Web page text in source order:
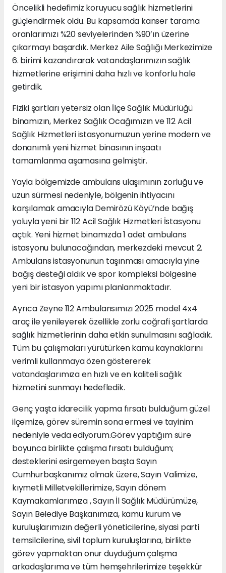
Öncelikli hedefimiz koruyucu sağlık hizmetlerini
güçlendirmek oldu. Bu kapsamda kanser tarama
oranlarımızı %20 seviyelerinden %90’ın üzerine
çıkarmayı başardık. Merkez Aile Sağlığı Merkezimize
6. birimi kazandırarak vatandaşlarımızın sağlık
hizmetlerine erişimini daha hızlı ve konforlu hale
getirdik.
Fiziki şartları yetersiz olan İlçe Sağlık Müdürlüğü
binamızın, Merkez Sağlık Ocağımızın ve 112 Acil
Sağlık Hizmetleri istasyonumuzun yerine modern ve
donanımlı yeni hizmet binasının inşaatı
tamamlanma aşamasına gelmiştir.
Yayla bölgemizde ambulans ulaşımının zorluğu ve
uzun sürmesi nedeniyle, bölgenin ihtiyacını
karşılamak amacıyla Demirözü Köyü’nde bağış
yoluyla yeni bir 112 Acil Sağlık Hizmetleri İstasyonu
açtık. Yeni hizmet binamızda 1 adet ambulans
istasyonu bulunacağından, merkezdeki mevcut 2.
Ambulans istasyonunun taşınması amacıyla yine
bağış desteği aldık ve spor kompleksi bölgesine
yeni bir istasyon yapımı planlanmaktadır.
Ayrıca Zeyne 112 Ambulansımızı 2025 model 4x4
araç ile yenileyerek özellikle zorlu coğrafi şartlarda
sağlık hizmetlerinin daha etkin sunulmasını sağladık.
Tüm bu çalışmaları yürütürken kamu kaynaklarını
verimli kullanmaya özen göstererek
vatandaşlarımıza en hızlı ve en kaliteli sağlık
hizmetini sunmayı hedefledik.
Genç yaşta idarecilik yapma fırsatı bulduğum güzel
ilçemize, görev süremin sona ermesi ve tayinim
nedeniyle veda ediyorum.Görev yaptığım süre
boyunca birlikte çalışma fırsatı bulduğum;
desteklerini esirgemeyen başta Sayın
Cumhurbaşkanımız olmak üzere, Sayın Valimize,
kıymetli Milletvekillerimize, Sayın dönem
Kaymakamlarımıza , Sayın İl Sağlık Müdürümüze,
Sayın Belediye Başkanımıza, kamu kurum ve
kuruluşlarımızın değerli yöneticilerine, siyasi parti
temsilcilerine, sivil toplum kuruluşlarına, birlikte
görev yapmaktan onur duyduğum çalışma
arkadaşlarıma ve tüm hemşehrilerimize teşekkür